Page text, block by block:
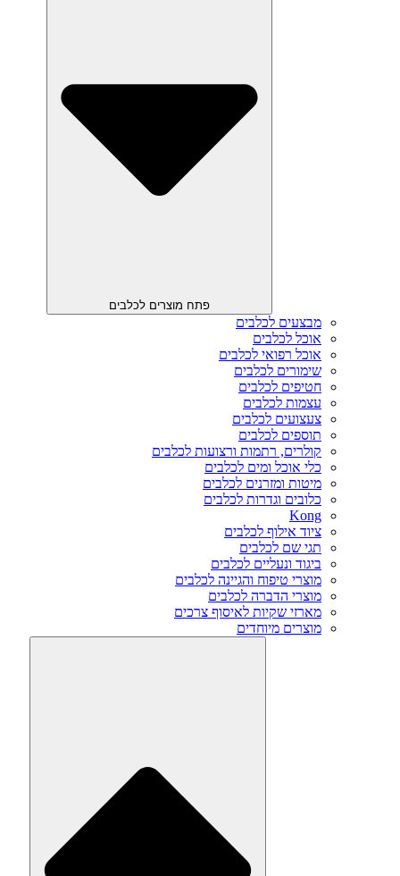
פתח מוצרים לכלבים
מבצעים לכלבים
אוכל לכלבים
אוכל רפואי לכלבים
שימורים לכלבים
חטיפים לכלבים
עצמות לכלבים
צעצועים לכלבים
תוספים לכלבים
קולרים, רתמות ורצועות לכלבים
כלי אוכל ומים לכלבים
מיטות ומזרנים לכלבים
כלובים וגדרות לכלבים
Kong
ציוד אילוף לכלבים
תגי שם לכלבים
ביגוד ונעליים לכלבים
מוצרי טיפוח והגיינה לכלבים
מוצרי הדברה לכלבים
מארזי שקיות לאיסוף צרכים
מוצרים מיוחדים